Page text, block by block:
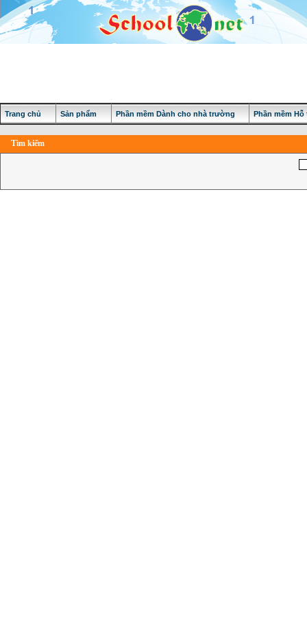
Trang chủ Sản phẩm Phần mềm Dành cho nhà trường Phần mềm
Tìm kiếm